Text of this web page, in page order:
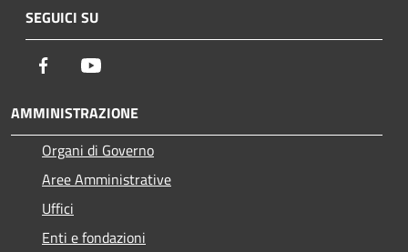
SEGUICI SU
Facebook
AMMINISTRAZIONE
Organi di Governo
Aree Amministrative
Uffici
Enti e fondazioni